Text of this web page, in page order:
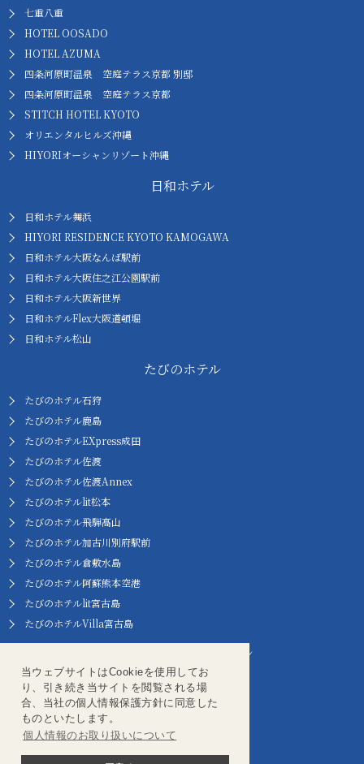
当ウェブサイトはCookieを使用してお
り、引き続き当サイトを閲覧される場
合、当社の個人情報保護方針に同意した
ものといたします。
個人情報のお取り扱いについて
七重八重
HOTEL OOSADO
HOTEL AZUMA
四条河原町温泉 空庭テラス京都 別邸
四条河原町温泉 空庭テラス京都
STITCH HOTEL KYOTO
オリエンタルヒルズ沖縄
HIYORIオーシャンリゾート沖縄
日和ホテル
日和ホテル舞浜
HIYORI RESIDENCE KYOTO KAMOGAWA
日和ホテル大阪なんば駅前
日和ホテル大阪住之江公園駅前
日和ホテル大阪新世界
日和ホテルFlex大阪道頓堀
日和ホテル松山
たびのホテル
たびのホテル石狩
たびのホテル鹿島
たびのホテルEXpress成田
たびのホテル佐渡
たびのホテル佐渡Annex
たびのホテルlit松本
たびのホテル飛騨高山
たびのホテル加古川別府駅前
たびのホテル倉敷水島
たびのホテル阿蘇熊本空港
たびのホテルlit宮古島
たびのホテルVilla宮古島
オリジナルコレクション
スプリングサニーホテル名古屋常滑駅前
長野リンデンプラザホテル
佐渡 ドンデン高原ロッジ 自然リゾート